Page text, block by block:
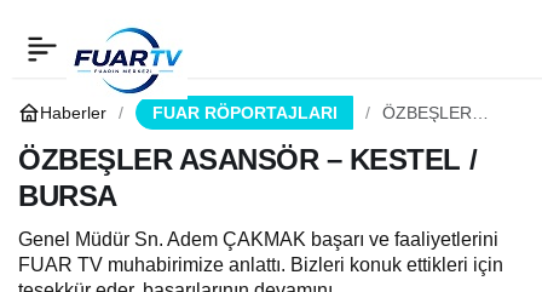
Haberler FUAR RÖPORTAJLARI
ÖZBEŞLER
KESTEL /
BURSA
ÖZBEŞLER ASANSÖR – KESTEL /
BURSA
Genel Müdür Sn. Adem ÇAKMAK başarı ve faaliyetlerini
FUAR TV muhabirimize anlattı. Bizleri konuk ettikleri için
ÖZBEŞLER ASANSÖR –
KESTEL / BURSA